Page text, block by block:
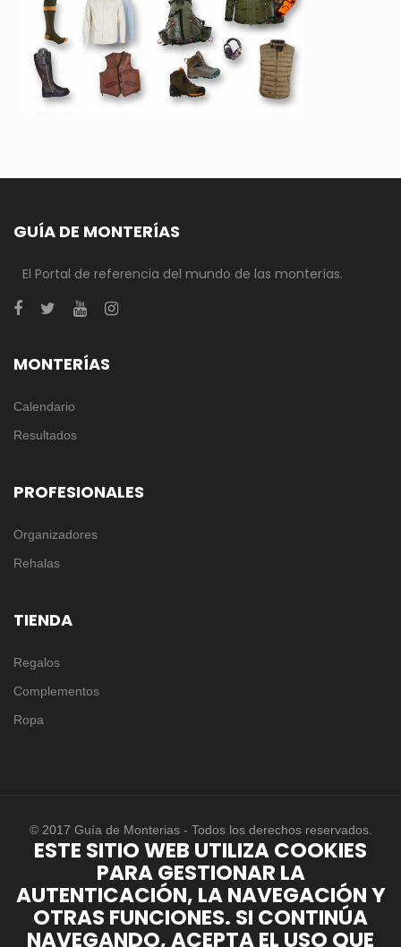
GUÍA DE MONTERÍAS
El Portal de referencia del mundo de las monterías.
MONTERÍAS
Calendario
Resultados
PROFESIONALES
Organizadores
Rehalas
TIENDA
Regalos
Complementos
Ropa
© 2017 Guía de Monterias - Todos los derechos reservados.
ESTE SITIO WEB UTILIZA COOKIES
PARA GESTIONAR LA
AUTENTICACIÓN, LA NAVEGACIÓN Y
OTRAS FUNCIONES. SI CONTINÚA
NAVEGANDO, ACEPTA EL USO QUE